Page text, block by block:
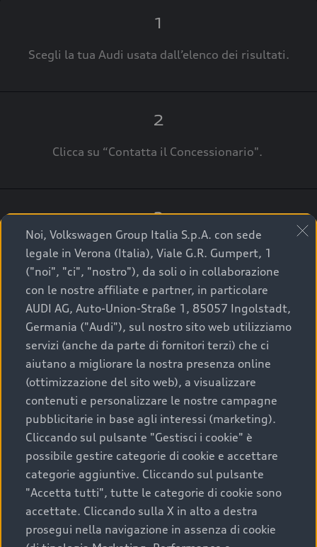
1
Scegli la tua Audi usata dall’elenco dei risultati.
2
Clicca su “Contatta il Concessionario".
3
A breve verrai ricontattato dal Customer Care
Audi Center o direttamente dal Concessionario
che ti supporterà per finalizzare la tua richiesta.
La qualità di acquistare
un’auto usata Audi
Scegliere un’auto usata è una decisione che coniuga
convenienza, affidabilità e sostenibilità. Per fare un
acquisto sicuro, è essenziale considerare aspetti
determinanti come la garanzia inclusa e l’affidabilità del
marchio. Audi offre l’auto usata perfetta tramite Audi
Prima Scelta :plus
Noi, Volkswagen Group Italia S.p.A. con sede
legale in Verona (Italia), Viale G.R. Gumpert, 1
("noi", "ci", "nostro"), da soli o in collaborazione
con le nostre affiliate e partner, in particolare
AUDI AG, Auto-Union-Straße 1, 85057 Ingolstadt,
Germania ("Audi"), sul nostro sito web utilizziamo
servizi (anche da parte di fornitori terzi) che ci
aiutano a migliorare la nostra presenza online
(ottimizzazione del sito web), a visualizzare
contenuti e personalizzare le nostre campagne
pubblicitarie in base agli interessi (marketing).
Cliccando sul pulsante "Gestisci i cookie" è
possibile gestire categorie di cookie e accettare
categorie aggiuntive. Cliccando sul pulsante
"Accetta tutti", tutte le categorie di cookie sono
accettate. Cliccando sulla X in alto a destra
prosegui nella navigazione in assenza di cookie